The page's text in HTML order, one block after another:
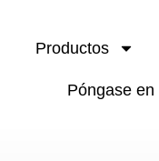
Productos
Póngase